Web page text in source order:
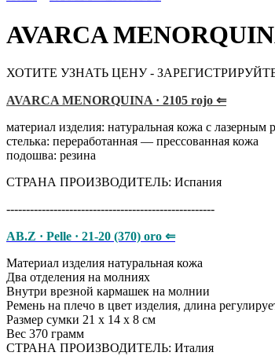
AVARCA
ХОТИТЕ УЗНАТЬ ЦЕНУ -
AVARCA MENORQUINA · 2105 rojo ⇐
материал изделия: натуральная кожа с лазерным
стелька: переработанная — прессованная кожа
подошва: резина
СТРАНА ПРОИЗВОДИТЕЛЬ: Испания
-----------------------------------------------------
AB.Z · Pelle · 21-20 (370) oro ⇐
Материал изделия натуральная кожа
Два отделения на молниях
Внутри врезной кармашек на молнии
Ремень на плечо в цвет изделия, длина
Размер сумки 21 х 14 х 8 см
Вес 370 грамм
СТРАНА ПРОИЗВОДИТЕЛЬ: Италия